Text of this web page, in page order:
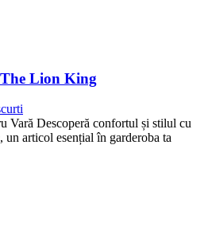
Lion King
Vară Descoperă confortul și stilul cu
articol esențial în garderoba ta